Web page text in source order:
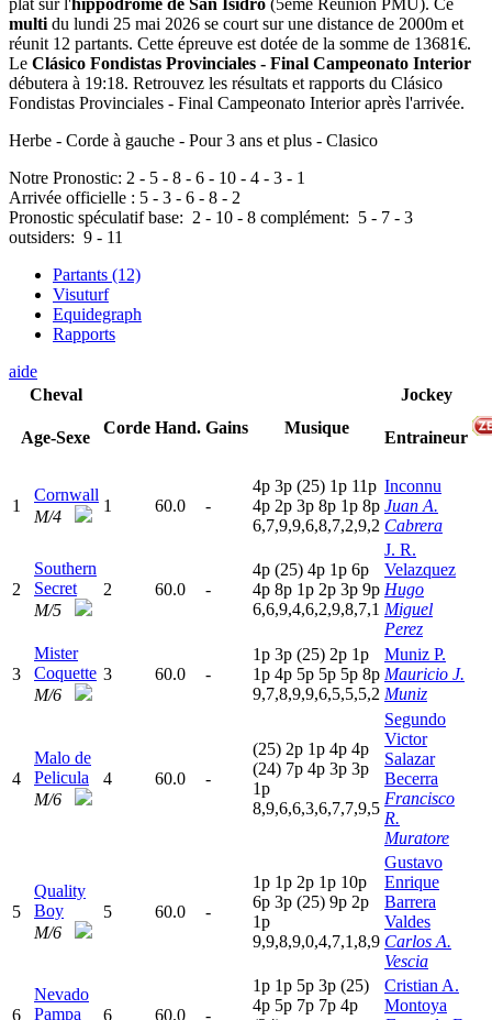
plat sur l'hippodrome de San Isidro (5ème Réunion PMU). Ce
multi du lundi 25 mai 2026 se court sur une distance de 2000m et
réunit 12 partants. Cette épreuve est dotée de la somme de 13681€.
Le Clásico Fondistas Provinciales - Final Campeonato Interior
débutera à 19:18. Retrouvez les résultats et rapports du Clásico
Fondistas Provinciales - Final Campeonato Interior après l'arrivée.
Herbe - Corde à gauche - Pour 3 ans et plus - Clasico
Notre Pronostic: 2 - 5 - 8 - 6 - 10 - 4 - 3 - 1
Arrivée officielle : 5 - 3 - 6 - 8 - 2
Pronostic spéculatif base: 2 - 10 - 8 complément: 5 - 7 - 3
outsiders: 9 - 11
Partants (12)
Visuturf
Equidegraph
Rapports
aide
Cheval
Age-Sexe
Corde Hand. Gains Musique
Jockey
Entraineur
1
Cornwall
M/4
1 60.0 -
4p 3p (25) 1p 11p
4p 2p 3p 8p 1p 8p
6,7,9,9,6,8,7,2,9,2
Inconnu
Juan A.
Cabrera
2
Southern
Secret
M/5
2 60.0 -
4p (25) 4p 1p 6p
4p 8p 1p 2p 3p 9p
6,6,9,4,6,2,9,8,7,1
J. R.
Velazquez
Hugo
Miguel
Perez
3
Mister
Coquette
M/6
3 60.0 -
1p 3p (25) 2p 1p
1p 4p 5p 5p 5p 8p
9,7,8,9,9,6,5,5,5,2
Muniz P.
Mauricio J.
Muniz
4
Malo de
Pelicula
M/6
4 60.0 -
(25) 2p 1p 4p 4p
(24) 7p 4p 3p 3p
1p
8,9,6,6,3,6,7,7,9,5
Segundo
Victor
Salazar
Becerra
Francisco
R.
Muratore
5
Quality
Boy
M/6
5 60.0 -
1p 1p 2p 1p 10p
6p 3p (25) 9p 2p
1p
9,9,8,9,0,4,7,1,8,9
Gustavo
Enrique
Barrera
Valdes
Carlos A.
Vescia
6
Nevado
Pampa
6 60.0 -
1p 1p 5p 3p (25)
4p 5p 7p 7p 4p
Cristian A.
Montoya